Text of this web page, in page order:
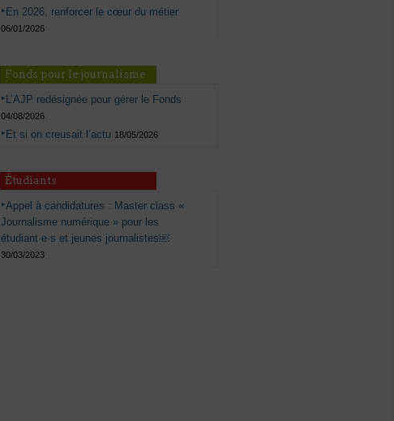
En 2026, renforcer le cœur du métier
06/01/2026
Fonds pour le journalisme
L’AJP redésignée pour gérer le Fonds
04/08/2026
Et si on creusait l’actu 18/05/2026
Étudiants
Appel à candidatures : Master class «
Journalisme numérique » pour les
étudiant·e·s et jeunes journalistes￼
30/03/2023